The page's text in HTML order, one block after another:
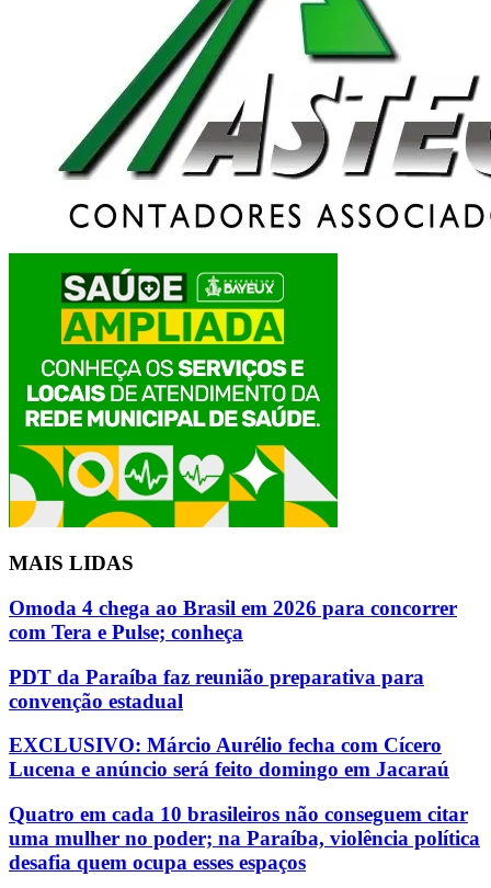
MAIS LIDAS
Omoda 4 chega ao Brasil em 2026 para concorrer
com Tera e Pulse; conheça
PDT da Paraíba faz reunião preparativa para
convenção estadual
EXCLUSIVO: Márcio Aurélio fecha com Cícero
Lucena e anúncio será feito domingo em Jacaraú
Quatro em cada 10 brasileiros não conseguem citar
uma mulher no poder; na Paraíba, violência política
desafia quem ocupa esses espaços